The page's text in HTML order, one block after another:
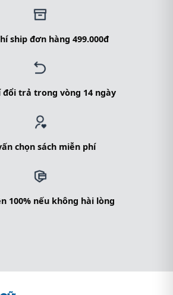
ship đơn hàng 499.000đ
đổi trả trong vòng 14 ngày
chọn sách miễn phí
100% nếu không hài lòng